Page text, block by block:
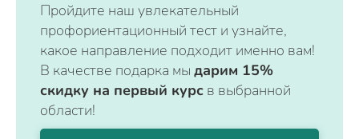
Пройдите наш увлекательный
профориентационный тест и узнайте,
какое направление подходит именно вам!
В качестве подарка мы дарим 15%
скидку на первый курс в выбранной
области!